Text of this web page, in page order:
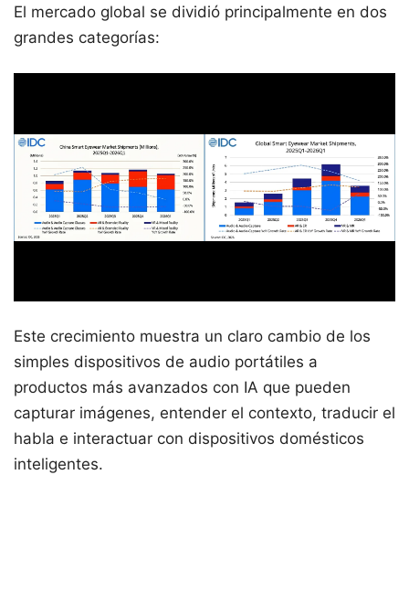
El mercado global se dividió principalmente en dos
grandes categorías:
Este crecimiento muestra un claro cambio de los
simples dispositivos de audio portátiles a
productos más avanzados con IA que pueden
capturar imágenes, entender el contexto, traducir el
habla e interactuar con dispositivos domésticos
inteligentes.